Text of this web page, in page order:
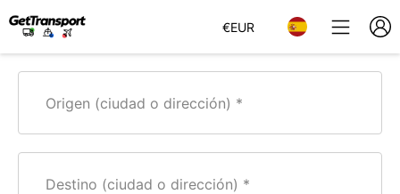
€EUR
Origen (ciudad o dirección)
Destino (ciudad o dirección)